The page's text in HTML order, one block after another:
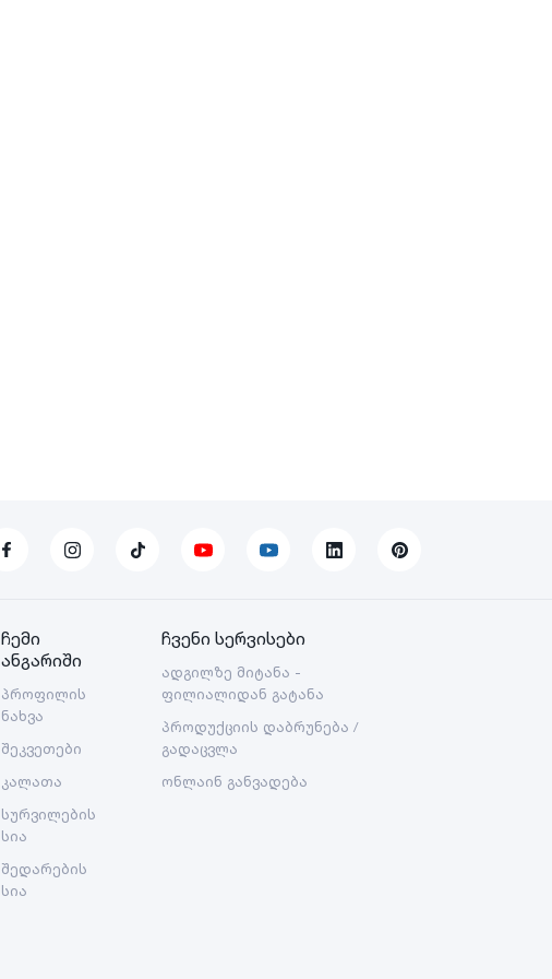
ჩემი
ანგარიში
პროფილის
ნახვა
შეკვეთები
კალათა
სურვილების
სია
შედარების
სია
ჩვენი სერვისები
ადგილზე მიტანა -
ფილიალიდან გატანა
პროდუქციის დაბრუნება /
გადაცვლა
ონლაინ განვადება